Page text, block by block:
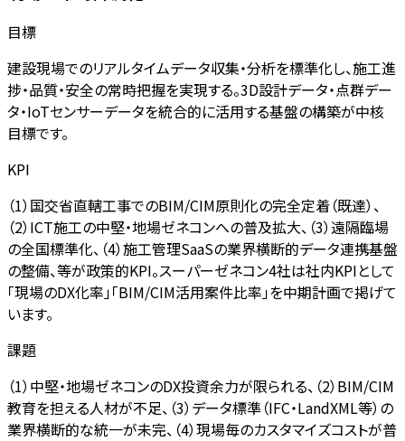
目標
建設現場でのリアルタイムデータ収集・分析を標準化し、施工進
捗・品質・安全の常時把握を実現する。3D設計データ・点群デー
タ・IoTセンサーデータを統合的に活用する基盤の構築が中核
目標です。
KPI
（1）国交省直轄工事でのBIM/CIM原則化の完全定着（既達）、
（2）ICT施工の中堅・地場ゼネコンへの普及拡大、（3）遠隔臨場
の全国標準化、（4）施工管理SaaSの業界横断的データ連携基盤
の整備、等が政策的KPI。スーパーゼネコン4社は社内KPIとして
「現場のDX化率」「BIM/CIM活用案件比率」を中期計画で掲げて
います。
課題
（1）中堅・地場ゼネコンのDX投資余力が限られる、（2）BIM/CIM
教育を担える人材が不足、（3）データ標準（IFC・LandXML等）の
業界横断的な統一が未完、（4）現場毎のカスタマイズコストが普